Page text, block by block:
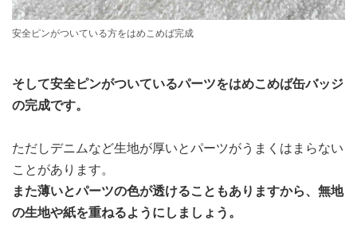
安全ピンがついている方をはめこめば完成
そして安全ピンがついているパーツをはめこめば缶バッジ
の完成です。
ただしデニムなど生地が厚いとパーツがうまくはまらない
ことがあります。
また薄いとパーツの色が透けることもありますから、無地
の生地や紙を重ねるようにしましょう。